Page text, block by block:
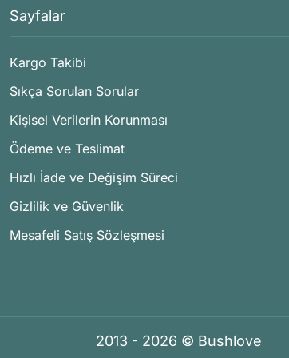
Sayfalar
Kargo Takibi
Sıkça Sorulan Sorular
Kişisel Verilerin Korunması
Ödeme ve Teslimat
Hızlı İade ve Değişim Süreci
Gizlilik ve Güvenlik
Mesafeli Satış Sözleşmesi
2013 - 2026 © Bushlove